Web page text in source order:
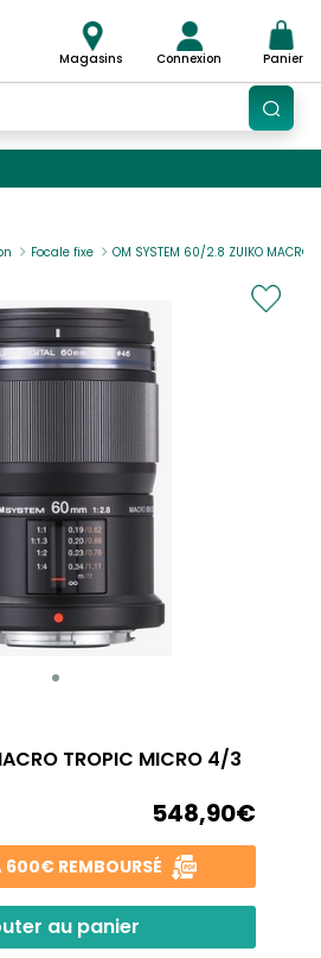
Magasins Connexion Panier
Focale fixe OM SYSTEM 60/2.8 ZUIKO MACRO
TROPIC MICRO 4/3
548,90€
600€ REMBOURSÉ
au panier